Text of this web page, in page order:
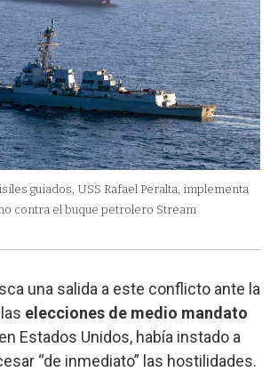
guiados, USS Rafael Peralta, implementa
contra el buque petrolero Stream
una salida a este conflicto ante la
elecciones de medio mandato
Estados Unidos, había instado a
“de inmediato” las hostilidades.